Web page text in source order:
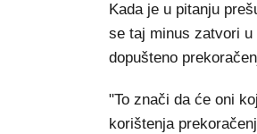
Kada je u pitanju
se taj minus zatvori
dopušteno
"To znači da će oni
korištenja